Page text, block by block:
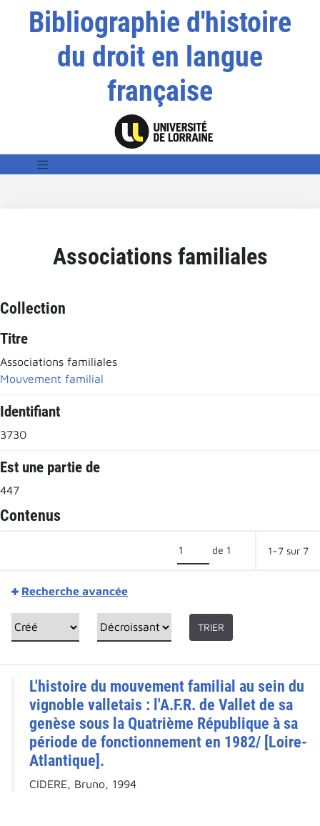
Bibliographie d'histoire
du droit en langue
française
Associations familiales
Collection
Titre
Associations familiales
Mouvement familial
Identifiant
3730
Est une partie de
447
Contenus
de 1 1–7 sur 7
Recherche avancée
TRIER
L'histoire du mouvement familial au sein du
vignoble valletais : l'A.F.R. de Vallet de sa
genèse sous la Quatrième République à sa
période de fonctionnement en 1982/ [Loire-
Atlantique].
CIDERE, Bruno, 1994